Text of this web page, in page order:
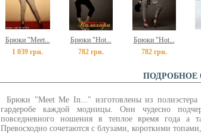
Брюки "Meet...
1 039 грн.
Брюки "Hot...
782 грн.
Брюки "Hot...
782 грн.
ПОДРОБНОЕ
Брюки "Meet Me In..." изготовлены из полиэстера
гардеробе каждой модницы. Они чудесно
повседневного ношения в теплое время года а
Превосходно сочетаются с блузами, короткими